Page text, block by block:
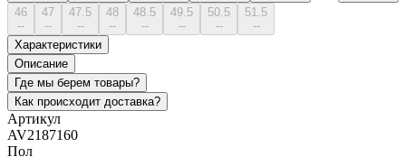
46
--
47
--
47.5
--
48
--
48.5
--
49.5
--
50.5
--
51.5
--
Характеристики
Описание
Где мы берем товары?
Как происходит доставка?
Артикул
AV2187160
Пол